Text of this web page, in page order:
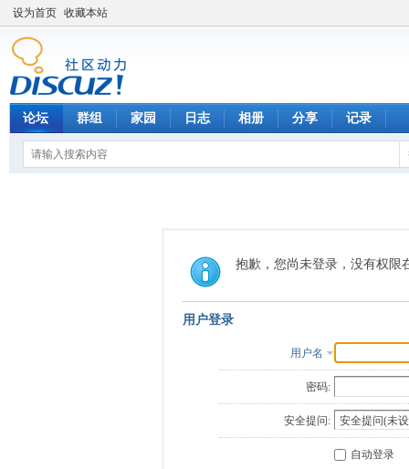
设为首页 收藏本站
论坛 群组 家园 日志 相册 分享 记录
抱歉，您尚未登录，没有权限
用户登录
用户名
密码:
安全提问:
自动登录